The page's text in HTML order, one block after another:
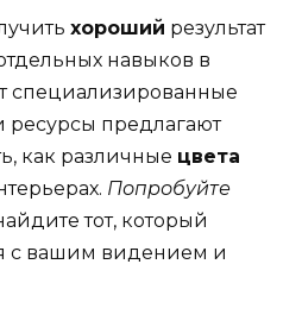
хороший результат
навыков в
специализированные
ресурсы предлагают
как различные цвета
Попробуйте
тот, который
с вашим видением и